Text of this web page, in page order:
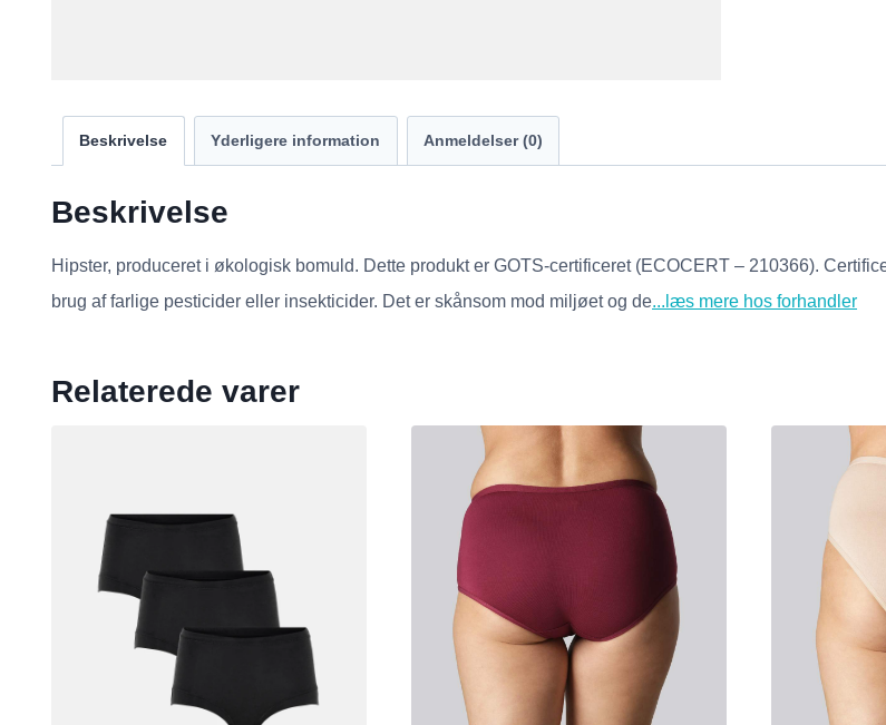
Beskrivelse Yderligere information Anmeldelser (0)
Beskrivelse
Hipster, produceret i økologisk bomuld. Dette produkt er GOTS-certificeret (ECOCERT – 210366).
brug af farlige pesticider eller insekticider. Det er skånsom mod miljøet og de...læs mere hos forhandler
Relaterede varer